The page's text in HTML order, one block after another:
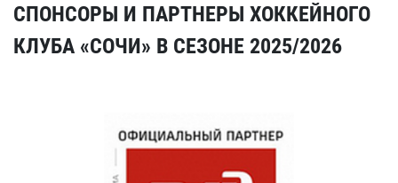
СПОНСОРЫ И ПАРТНЕРЫ ХОККЕЙНОГО
КЛУБА «СОЧИ» В СЕЗОНЕ 2025/2026